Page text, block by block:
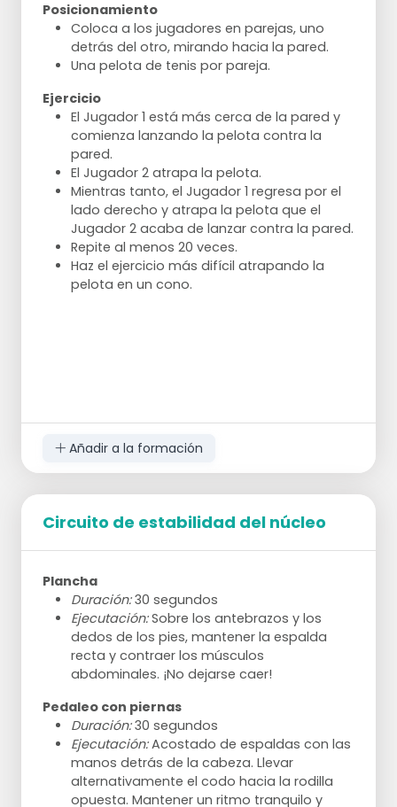
Posicionamiento
Coloca a los jugadores en parejas, uno
detrás del otro, mirando hacia la pared.
Una pelota de tenis por pareja.
Ejercicio
El Jugador 1 está más cerca de la pared y
comienza lanzando la pelota contra la
pared.
El Jugador 2 atrapa la pelota.
Mientras tanto, el Jugador 1 regresa por el
lado derecho y atrapa la pelota que el
Jugador 2 acaba de lanzar contra la pared.
Repite al menos 20 veces.
Haz el ejercicio más difícil atrapando la
pelota en un cono.
Añadir a la formación
Circuito de estabilidad del núcleo
Plancha
Duración:30 segundos
Ejecutación:Sobre los antebrazos y los
dedos de los pies, mantener la espalda
recta y contraer los músculos
abdominales. ¡No dejarse caer!
Pedaleo con piernas
Duración:30 segundos
Ejecutación:Acostado de espaldas con las
manos detrás de la cabeza. Llevar
alternativamente el codo hacia la rodilla
opuesta. Mantener un ritmo tranquilo y